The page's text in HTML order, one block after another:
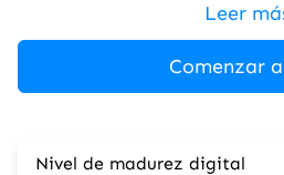
Leer
Comenzar
Nivel de madurez digital